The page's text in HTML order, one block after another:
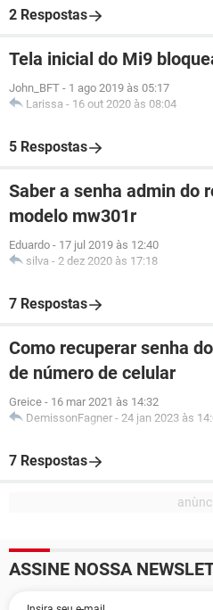
2 Respostas
Tela inicial do Mi9
John_BFT - 1 ago 2019 às 05:17
Larissa - 16 out 2020 às 08:04
5 Respostas
Saber a senha admin do
modelo mw301r
Eduardo - 17 jul 2019 às 12:40
silva - 2 dez 2020 às 17:18
7 Respostas
Como recuperar senha
de número de celular
Greice - 16 mar 2021 às 14:32
DemissonFagner - 24 jan 2023 às
7 Respostas
ASSINE NOSSA